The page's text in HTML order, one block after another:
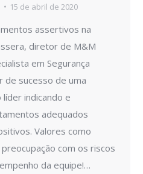
15 de abril de 2020
assertivos na
diretor de M&M
em Segurança
de sucesso de uma
indicando e
adequados
Valores como
com os riscos
da equipe!…